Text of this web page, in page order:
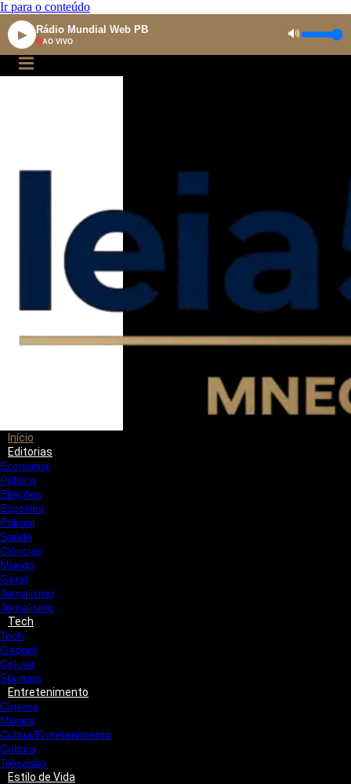
Ir para o conteúdo
▶ Rádio Mundial Web PB
AO VIVO
🔊
Início
Editorias
Economia
Política
Eleições
Esportes
Policial
Saúde
Ciências
Mundo
Geral
Jornalismo
Jornalismo
Tech
Tech
Gadget
Celular
Startups
Entretenimento
Cinema
Música
Cultua/Entretenimento
Cultura
Televisão
Estilo de Vida